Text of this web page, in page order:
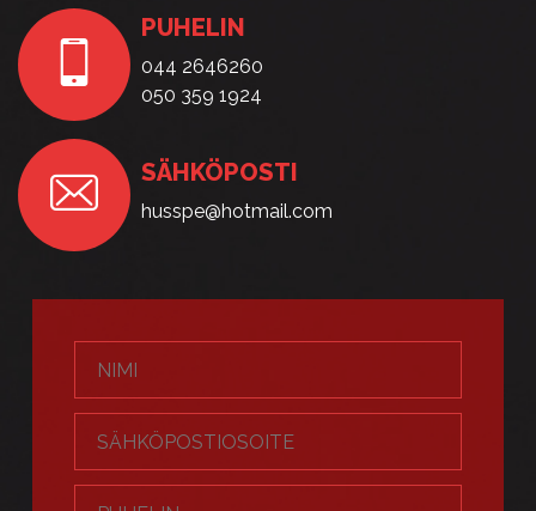
PUHELIN
044 2646260
050 359 1924
SÄHKÖPOSTI
husspe@hotmail.com